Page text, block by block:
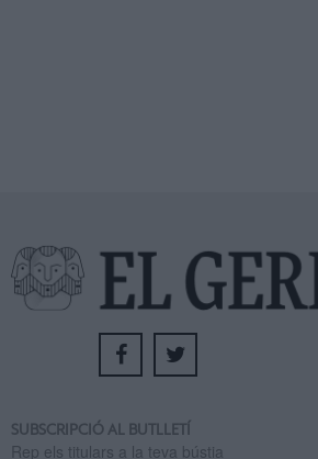
SUBSCRIPCIÓ AL BUTLLETÍ
Rep els titulars a la teva bústia